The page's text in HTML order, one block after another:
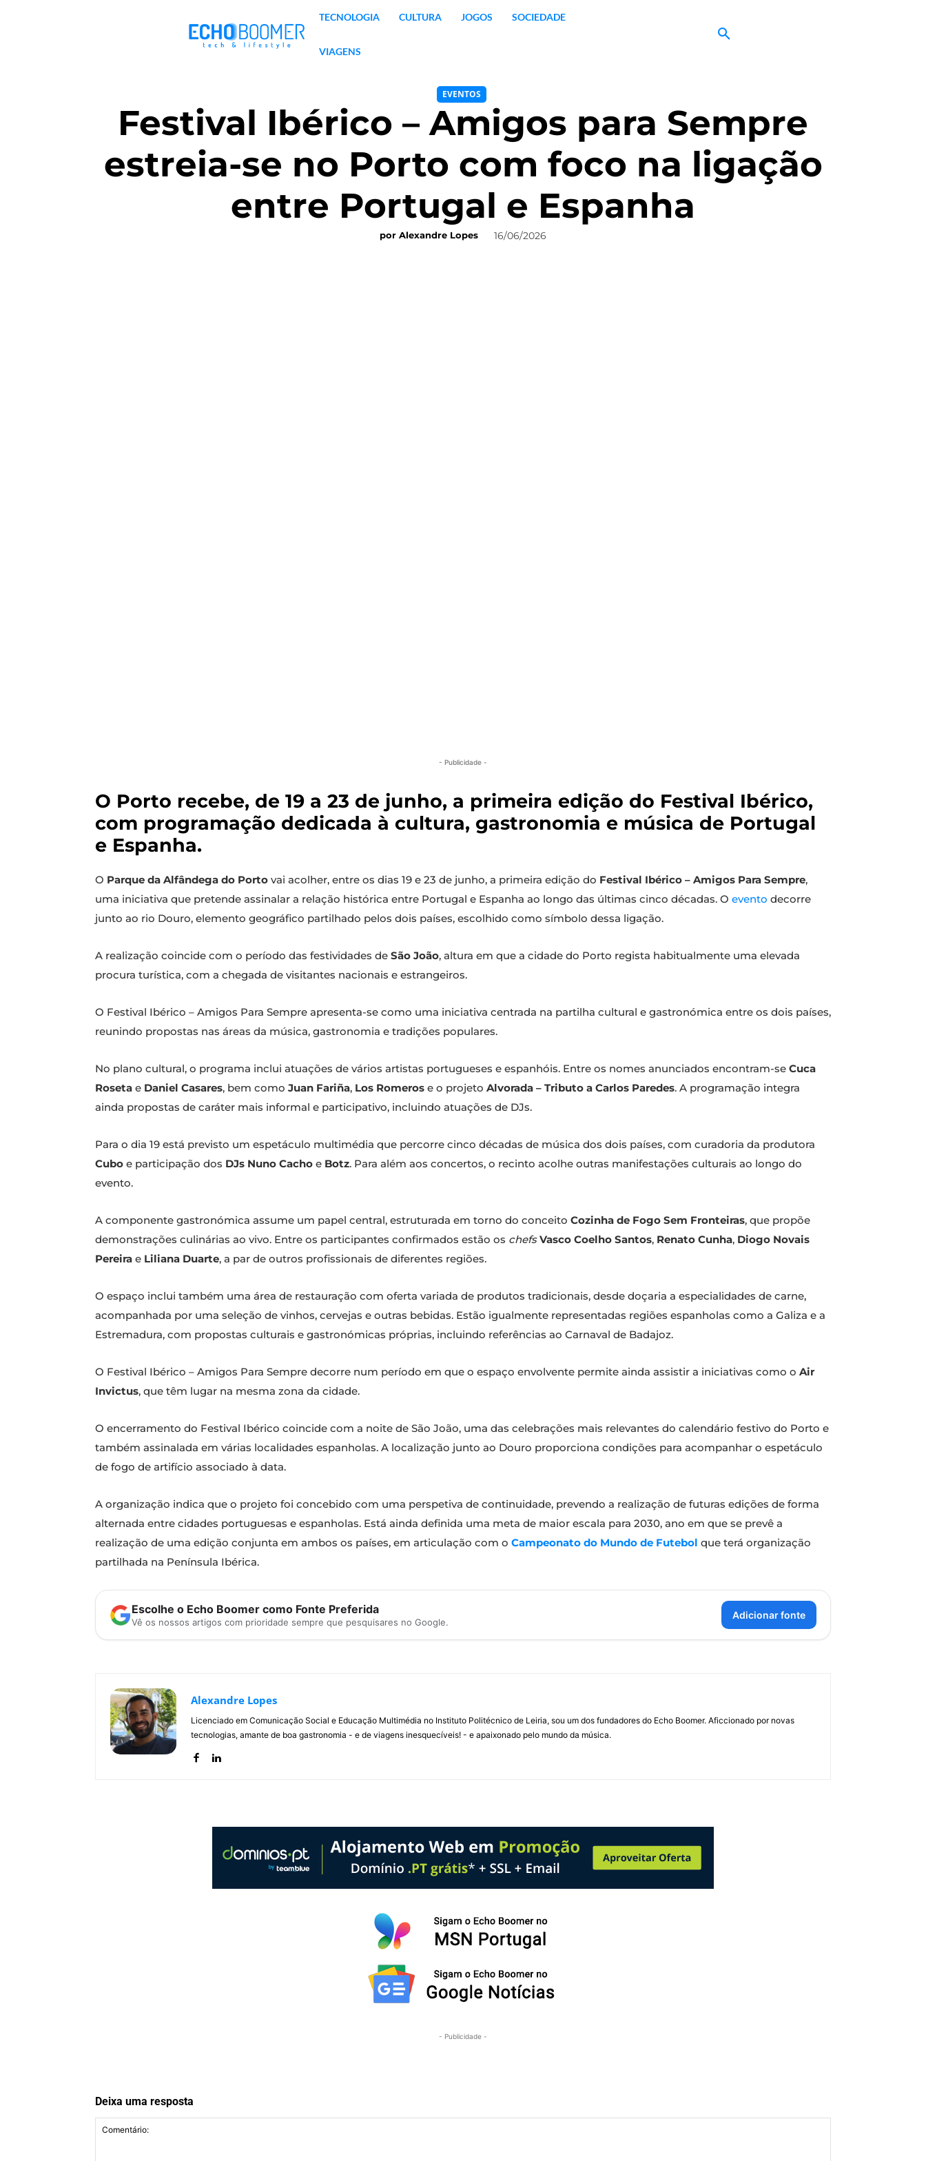
TECNOLOGIA CULTURA JOGOS SOCIEDADE
VIAGENS
EVENTOS
Festival Ibérico – Amigos para Sempre
estreia-se no Porto com foco na ligação
entre Portugal e Espanha
por Alexandre Lopes 16/06/2026
- Publicidade -
O Porto recebe, de 19 a 23 de junho, a primeira edição do Festival Ibérico,
com programação dedicada à cultura, gastronomia e música de Portugal
e Espanha.
O Parque da Alfândega do Porto vai acolher, entre os dias 19 e 23 de junho, a primeira edição do Festival Ibérico – Amigos Para Sempre,
uma iniciativa que pretende assinalar a relação histórica entre Portugal e Espanha ao longo das últimas cinco décadas. O evento decorre
junto ao rio Douro, elemento geográfico partilhado pelos dois países, escolhido como símbolo dessa ligação.
A realização coincide com o período das festividades de São João, altura em que a cidade do Porto regista habitualmente uma elevada
procura turística, com a chegada de visitantes nacionais e estrangeiros.
O Festival Ibérico – Amigos Para Sempre apresenta-se como uma iniciativa centrada na partilha cultural e gastronómica entre os dois países,
reunindo propostas nas áreas da música, gastronomia e tradições populares.
No plano cultural, o programa inclui atuações de vários artistas portugueses e espanhóis. Entre os nomes anunciados encontram-se Cuca
Roseta e Daniel Casares, bem como Juan Fariña, Los Romeros e o projeto Alvorada – Tributo a Carlos Paredes. A programação integra
ainda propostas de caráter mais informal e participativo, incluindo atuações de DJs.
Para o dia 19 está previsto um espetáculo multimédia que percorre cinco décadas de música dos dois países, com curadoria da produtora
Cubo e participação dos DJs Nuno Cacho e Botz. Para além aos concertos, o recinto acolhe outras manifestações culturais ao longo do
evento.
A componente gastronómica assume um papel central, estruturada em torno do conceito Cozinha de Fogo Sem Fronteiras, que propõe
demonstrações culinárias ao vivo. Entre os participantes confirmados estão os chefs Vasco Coelho Santos, Renato Cunha, Diogo Novais
Pereira e Liliana Duarte, a par de outros profissionais de diferentes regiões.
O espaço inclui também uma área de restauração com oferta variada de produtos tradicionais, desde doçaria a especialidades de carne,
acompanhada por uma seleção de vinhos, cervejas e outras bebidas. Estão igualmente representadas regiões espanholas como a Galiza e a
Estremadura, com propostas culturais e gastronómicas próprias, incluindo referências ao Carnaval de Badajoz.
O Festival Ibérico – Amigos Para Sempre decorre num período em que o espaço envolvente permite ainda assistir a iniciativas como o Air
Invictus, que têm lugar na mesma zona da cidade.
O encerramento do Festival Ibérico coincide com a noite de São João, uma das celebrações mais relevantes do calendário festivo do Porto e
também assinalada em várias localidades espanholas. A localização junto ao Douro proporciona condições para acompanhar o espetáculo
de fogo de artifício associado à data.
A organização indica que o projeto foi concebido com uma perspetiva de continuidade, prevendo a realização de futuras edições de forma
alternada entre cidades portuguesas e espanholas. Está ainda definida uma meta de maior escala para 2030, ano em que se prevê a
realização de uma edição conjunta em ambos os países, em articulação com o Campeonato do Mundo de Futebol que terá organização
partilhada na Península Ibérica.
Escolhe o Echo Boomer como Fonte Preferida
Vê os nossos artigos com prioridade sempre que pesquisares no Google.
Adicionar fonte
Alexandre Lopes
Licenciado em Comunicação Social e Educação Multimédia no Instituto Politécnico de Leiria, sou um dos fundadores do Echo Boomer. Aficcionado por novas
tecnologias, amante de boa gastronomia - e de viagens inesquecíveis! - e apaixonado pelo mundo da música.
- Publicidade -
Deixa uma resposta